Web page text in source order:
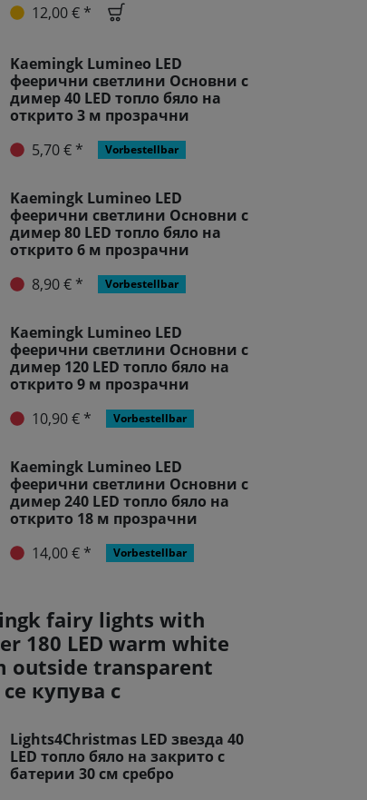
12,00 € *
Kaemingk Lumineo LED
феерични светлини Основни с
димер 40 LED топло бяло на
открито 3 м прозрачни
5,70 € *
Vorbestellbar
Kaemingk Lumineo LED
феерични светлини Основни с
димер 80 LED топло бяло на
открито 6 м прозрачни
8,90 € *
Vorbestellbar
Kaemingk Lumineo LED
феерични светлини Основни с
димер 120 LED топло бяло на
открито 9 м прозрачни
10,90 € *
Vorbestellbar
Kaemingk Lumineo LED
феерични светлини Основни с
димер 240 LED топло бяло на
открито 18 м прозрачни
14,00 € *
Vorbestellbar
fairy lights with
180 LED warm white
outside transparent
купува с
Lights4Christmas LED звезда 40
LED топло бяло на закрито с
батерии 30 см сребро